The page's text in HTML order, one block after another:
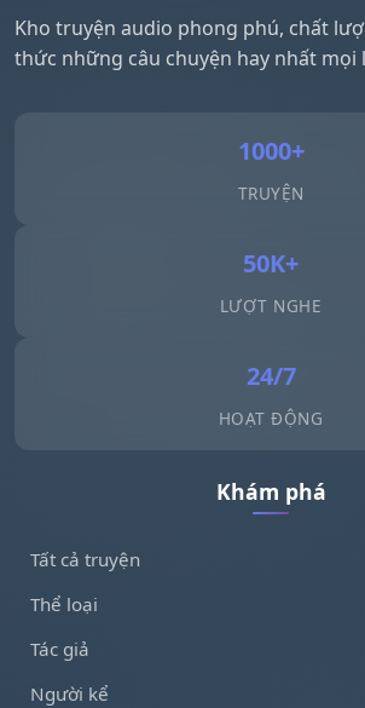
Kho truyện audio phong phú, chất
thức những câu chuyện hay nhất mọi
1000+
TRUYỆN
50K+
LƯỢT NGHE
24/7
HOẠT ĐỘNG
Khám phá
Tất cả truyện
Thể loại
Tác giả
Người kể